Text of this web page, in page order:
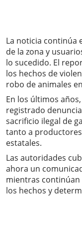
La noticia continúa
de la zona y
lo sucedido. El
los hechos de
robo de animales
En los últimos
registrado
sacrificio ilegal de
tanto a
estatales.
Las autoridades
ahora un
mientras continúan
los hechos y